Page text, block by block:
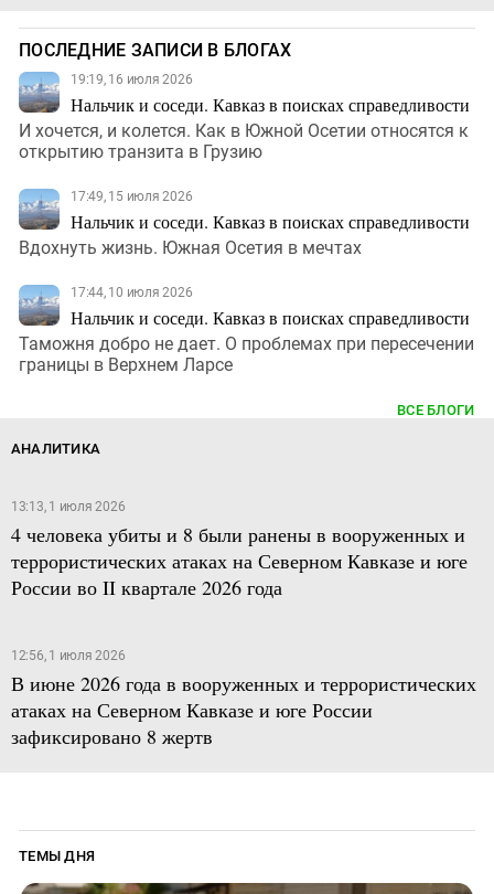
ПОСЛЕДНИЕ ЗАПИСИ В БЛОГАХ
19:19, 16 июля 2026
Нальчик и соседи. Кавказ в поисках справедливости
И хочется, и колется. Как в Южной Осетии относятся к
открытию транзита в Грузию
17:49, 15 июля 2026
Нальчик и соседи. Кавказ в поисках справедливости
Вдохнуть жизнь. Южная Осетия в мечтах
17:44, 10 июля 2026
Нальчик и соседи. Кавказ в поисках справедливости
Таможня добро не дает. О проблемах при пересечении
границы в Верхнем Ларсе
ВСЕ БЛОГИ
АНАЛИТИКА
13:13, 1 июля 2026
4 человека убиты и 8 были ранены в вооруженных и
террористических атаках на Северном Кавказе и юге
России во II квартале 2026 года
12:56, 1 июля 2026
В июне 2026 года в вооруженных и террористических
атаках на Северном Кавказе и юге России
зафиксировано 8 жертв
ТЕМЫ ДНЯ